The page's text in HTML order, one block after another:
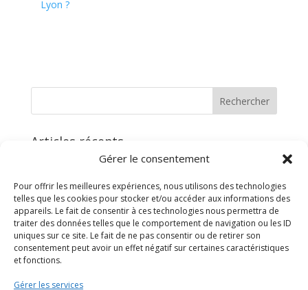
Gérer le consentement
Pour offrir les meilleures expériences, nous utilisons des technologies
telles que les cookies pour stocker et/ou accéder aux informations des
appareils. Le fait de consentir à ces technologies nous permettra de
traiter des données telles que le comportement de navigation ou les ID
uniques sur ce site. Le fait de ne pas consentir ou de retirer son
consentement peut avoir un effet négatif sur certaines caractéristiques
et fonctions.
Gérer les services
Lyon ?
Articles récents
Pourquoi faire appel aux services d’un magnétiseur à
Qu’est-ce que la guérison énergétique ?
Quels sont les exercices à réaliser pour se sentir bien
en début d’année ?
5 raisons pour méditer tous les jours ?